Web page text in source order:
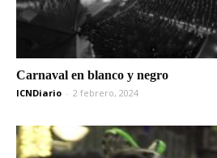
Carnaval en blanco y negro
ICNDiario - 2 febrero, 2024